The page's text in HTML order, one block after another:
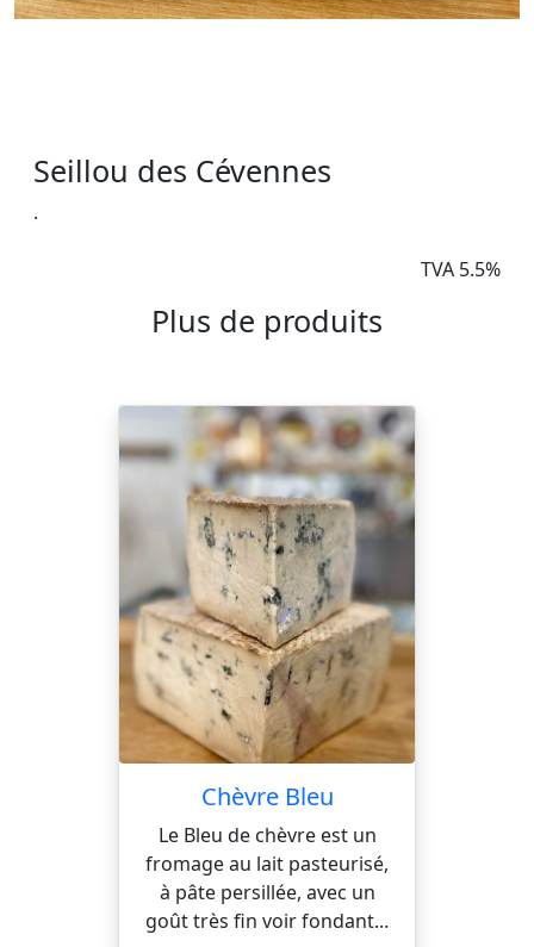
Seillou des Cévennes
.
TVA 5.5%
Plus de produits
Chèvre Bleu
Le Bleu de chèvre est un
fromage au lait pasteurisé,
à pâte persillée, avec un
goût très fin voir fondant...